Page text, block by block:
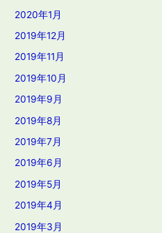
2020年1月
2019年12月
2019年11月
2019年10月
2019年9月
2019年8月
2019年7月
2019年6月
2019年5月
2019年4月
2019年3月